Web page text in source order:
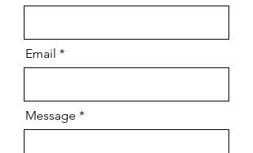
Email
Message